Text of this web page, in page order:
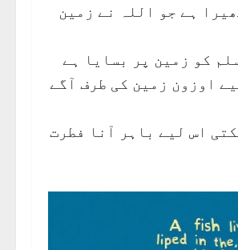
ہے جو اللہ نے زمین
کو زمین پر بسایا ہے
اوزون زمین کی طرف آگے
اس لیے باہر آنا فطرت